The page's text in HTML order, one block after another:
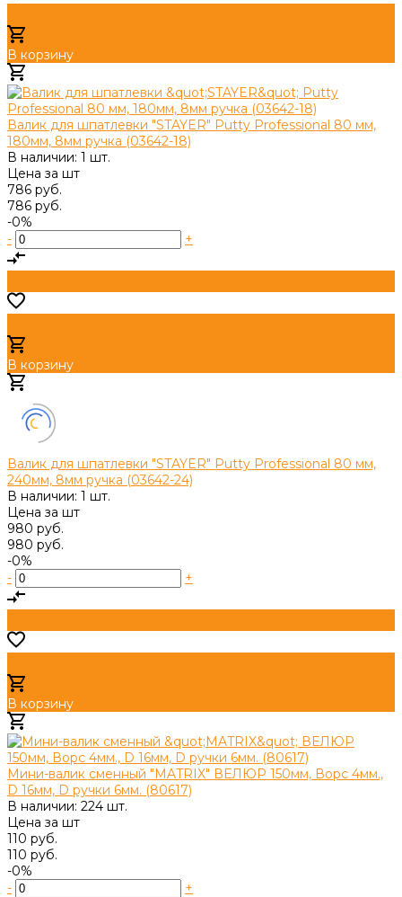
В корзину
Валик для шпатлевки "STAYER" Putty Professional 80 мм,
180мм, 8мм ручка (03642-18)
В наличии: 1 шт.
Цена за шт
786 руб.
786 руб.
-0%
-
+
В корзину
Валик для шпатлевки "STAYER" Putty Professional 80 мм,
240мм, 8мм ручка (03642-24)
В наличии: 1 шт.
Цена за шт
980 руб.
980 руб.
-0%
-
+
В корзину
Мини-валик сменный "MATRIX" ВЕЛЮР 150мм, Ворс 4мм.,
D 16мм, D ручки 6мм. (80617)
В наличии: 224 шт.
Цена за шт
110 руб.
110 руб.
-0%
-
+